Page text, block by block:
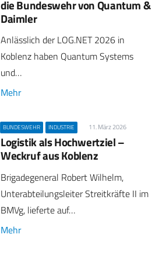
die Bundeswehr von Quantum &
Daimler
Anlässlich der LOG.NET 2026 in
Koblenz haben Quantum Systems
und…
Mehr
BUNDESWEHR INDUSTRIE 11. März 2026
Logistik als Hochwertziel –
Weckruf aus Koblenz
Brigadegeneral Robert Wilhelm,
Unterabteilungsleiter Streitkräfte II im
BMVg, lieferte auf…
Mehr